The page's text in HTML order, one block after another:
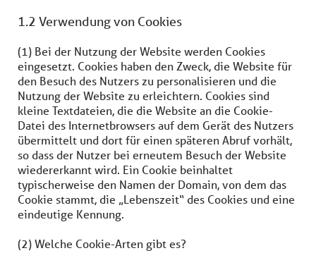
1.2 Verwendung von Cookies
(1) Bei der Nutzung der Website werden Cookies
eingesetzt. Cookies haben den Zweck, die Website für
den Besuch des Nutzers zu personalisieren und die
Nutzung der Website zu erleichtern. Cookies sind
kleine Textdateien, die die Website an die Cookie-
Datei des Internetbrowsers auf dem Gerät des Nutzers
übermittelt und dort für einen späteren Abruf vorhält,
so dass der Nutzer bei erneutem Besuch der Website
wiedererkannt wird. Ein Cookie beinhaltet
typischerweise den Namen der Domain, von dem das
Cookie stammt, die „Lebenszeit“ des Cookies und eine
eindeutige Kennung.
(2) Welche Cookie-Arten gibt es?